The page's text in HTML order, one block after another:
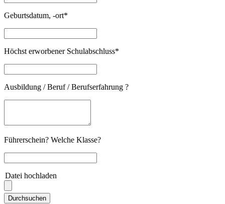
Geburtsdatum, -ort*
Höchst erworbener Schulabschluss*
Ausbildung / Beruf / Berufserfahrung ?
Führerschein? Welche Klasse?
Datei hochladen
Durchsuchen